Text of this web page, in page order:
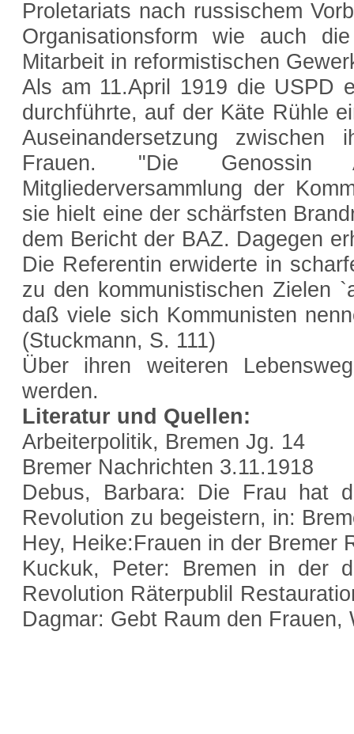
Proletariats nach russischem
Organisationsform wie auch
Mitarbeit in reformistischen
Als am 11.April 1919 die USPD
durchführte, auf der Käte Rühle
Auseinandersetzung
Frauen. "Die
Mitgliederversammlung der
sie hielt eine der schärfsten
dem Bericht der BAZ. Dagegen
Die Referentin erwiderte in
zu den kommunistischen Zielen
daß viele sich Kommunisten
(Stuckmann, S. 111)
Über ihren weiteren
werden.
Literatur und Quellen:
Arbeiterpolitik, Bremen Jg. 14
Bremer Nachrichten 3.11.1918
Debus, Barbara: Die Frau hat
Revolution zu begeistern, in:
Hey, Heike:Frauen in der Bremer
Kuckuk, Peter: Bremen in der
Revolution Räterpublil
Dagmar: Gebt Raum den Frauen,